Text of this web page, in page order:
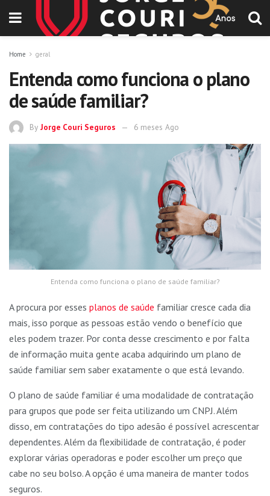
Home geral
Entenda como funciona o plano
de saúde familiar?
By Jorge Couri Seguros 6 meses Ago
Entenda como funciona o plano de saúde familiar?
A procura por esses planos de saúde familiar cresce cada dia
mais, isso porque as pessoas estão vendo o benefício que
eles podem trazer. Por conta desse crescimento e por falta
de informação muita gente acaba adquirindo um plano de
saúde familiar sem saber exatamente o que está levando.
O plano de saúde familiar é uma modalidade de contratação
para grupos que pode ser feita utilizando um CNPJ. Além
disso, em contratações do tipo adesão é possível acrescentar
dependentes. Além da flexibilidade de contratação, é poder
explorar várias operadoras e poder escolher um preço que
cabe no seu bolso. A opção é uma maneira de manter todos
seguros.